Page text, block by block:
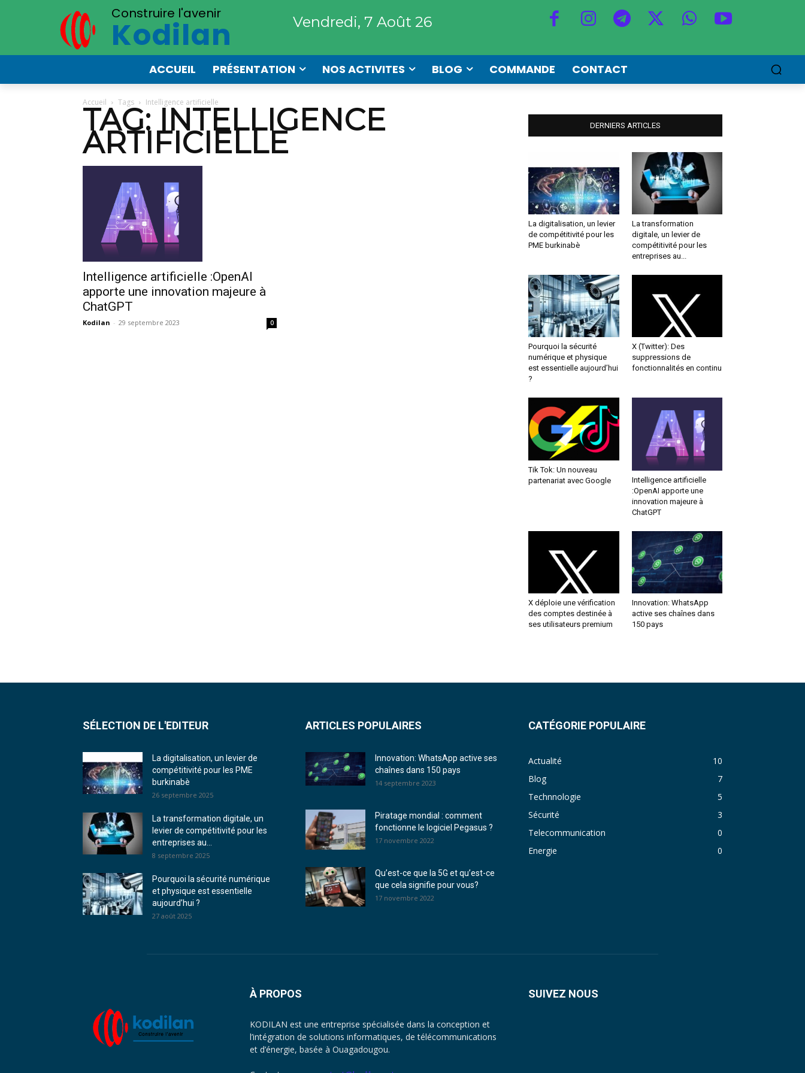
Construire l'avenir
Kodilan Vendredi, 7 Août 26
ACCUEIL PRÉSENTATION NOS ACTIVITES BLOG COMMANDE CONTACT
Accueil Tags Intelligence artificielle
TAG: INTELLIGENCE
ARTIFICIELLE
Intelligence artificielle :OpenAI
apporte une innovation majeure à
ChatGPT
Kodilan - 29 septembre 2023 0
DERNIERS ARTICLES
La digitalisation, un levier
de compétitivité pour les
PME burkinabè
La transformation
digitale, un levier de
compétitivité pour les
entreprises au...
Pourquoi la sécurité
numérique et physique
est essentielle aujourd’hui
?
X (Twitter): Des
suppressions de
fonctionnalités en continu
Tik Tok: Un nouveau
partenariat avec Google
Intelligence artificielle
:OpenAI apporte une
innovation majeure à
ChatGPT
X déploie une vérification
des comptes destinée à
ses utilisateurs premium
Innovation: WhatsApp
active ses chaînes dans
150 pays
SÉLECTION DE L'EDITEUR
La digitalisation, un levier de
compétitivité pour les PME
burkinabè
26 septembre 2025
La transformation digitale, un
levier de compétitivité pour les
entreprises au...
8 septembre 2025
Pourquoi la sécurité numérique
et physique est essentielle
aujourd’hui ?
27 août 2025
ARTICLES POPULAIRES
Innovation: WhatsApp active ses
chaînes dans 150 pays
14 septembre 2023
Piratage mondial : comment
fonctionne le logiciel Pegasus ?
17 novembre 2022
Qu’est-ce que la 5G et qu’est-ce
que cela signifie pour vous?
17 novembre 2022
CATÉGORIE POPULAIRE
Actualité
10
Blog
7
Technnologie
5
Sécurité
3
Telecommunication
0
Energie
0
À PROPOS
KODILAN est une entreprise spécialisée dans la conception et
l’intégration de solutions informatiques, de télécommunications
et d’énergie, basée à Ouagadougou.
SUIVEZ NOUS